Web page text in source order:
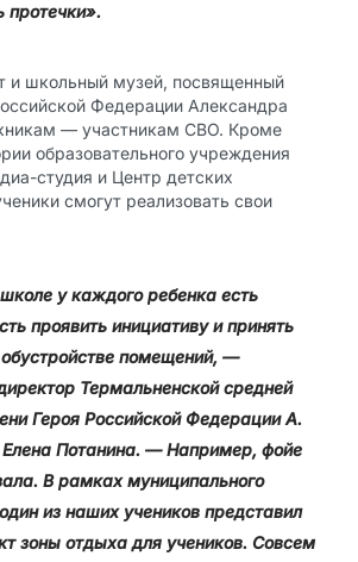
протечки».
и школьный музей, посвященный
Федерации Александра
— участникам СВО. Кроме
образовательного учреждения
студия и Центр детских
смогут реализовать свои
у каждого ребенка есть
проявить инициативу и принять
обустройстве помещений, —
Термальненской средней
Героя Российской Федерации А.
Потанина. — Например, фойе
В рамках муниципального
из наших учеников представил
зоны отдыха для учеников. Совсем